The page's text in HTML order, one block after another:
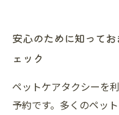
安心のために知って
ェック
ペットケアタクシーを
予約です。多くのペッ